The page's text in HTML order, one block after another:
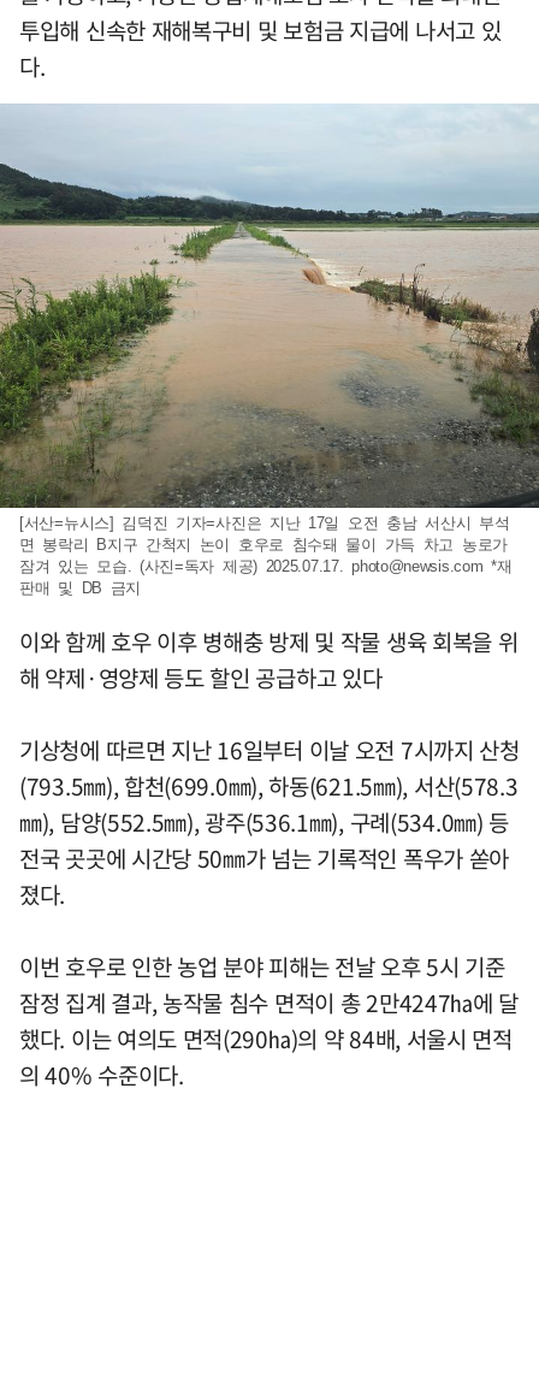
투입해 신속한 재해복구비 및 보험금 지급에 나서고 있
다.
[서산=뉴시스] 김덕진 기자=사진은 지난 17일 오전 충남 서산시 부석
면 봉락리 B지구 간척지 논이 호우로 침수돼 물이 가득 차고 농로가
잠겨 있는 모습. (사진=독자 제공) 2025.07.17.photo@newsis.com *재
판매 및 DB 금지
이와 함께 호우 이후 병해충 방제 및 작물 생육 회복을 위
해 약제·영양제 등도 할인 공급하고 있다
기상청에 따르면 지난 16일부터 이날 오전 7시까지 산청
(793.5㎜), 합천(699.0㎜), 하동(621.5㎜), 서산(578.3
㎜), 담양(552.5㎜), 광주(536.1㎜), 구례(534.0㎜) 등
전국 곳곳에 시간당 50㎜가 넘는 기록적인 폭우가 쏟아
졌다.
이번 호우로 인한 농업 분야 피해는 전날 오후 5시 기준
잠정 집계 결과, 농작물 침수 면적이 총 2만4247㏊에 달
했다. 이는 여의도 면적(290㏊)의 약 84배, 서울시 면적
의 40% 수준이다.